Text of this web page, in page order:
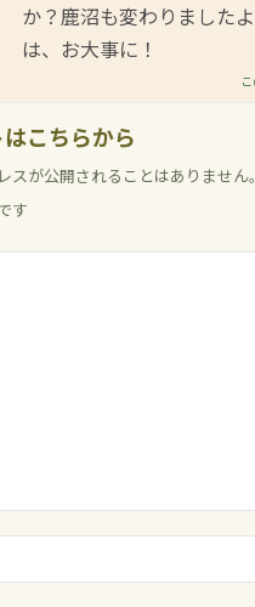
か？鹿沼も変わりました
は、お大事に！
こちらから
スが公開されることはありません。
す